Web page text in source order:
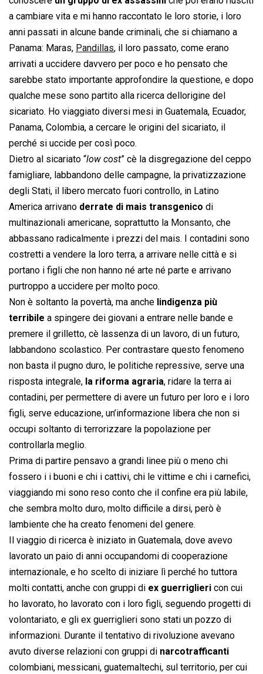
a cambiare vita e mi hanno raccontato le loro storie, i loro
anni passati in alcune bande criminali, che si chiamano a
Panama: Maras, Pandillas, il loro passato, come erano
arrivati a uccidere davvero per poco e ho pensato che
sarebbe stato importante approfondire la questione, e dopo
qualche mese sono partito alla ricerca dellorigine del
sicariato. Ho viaggiato diversi mesi in Guatemala, Ecuador,
Panama, Colombia, a cercare le origini del sicariato, il
perché si uccide per così poco.
Dietro al sicariato “low cost” cè la disgregazione del ceppo
famigliare, labbandono delle campagne, la privatizzazione
degli Stati, il libero mercato fuori controllo, in Latino
America arrivano derrate di mais transgenico di
multinazionali americane, soprattutto la Monsanto, che
abbassano radicalmente i prezzi del mais. I contadini sono
costretti a vendere la loro terra, a arrivare nelle città e si
portano i figli che non hanno né arte né parte e arrivano
purtroppo a uccidere per molto poco.
Non è soltanto la povertà, ma anche lindigenza più
terribile a spingere dei giovani a entrare nelle bande e
premere il grilletto, cè lassenza di un lavoro, di un futuro,
labbandono scolastico. Per contrastare questo fenomeno
non basta il pugno duro, le politiche repressive, serve una
risposta integrale, la riforma agraria, ridare la terra ai
contadini, per permettere di avere un futuro per loro e i loro
figli, serve educazione, un’informazione libera che non si
occupi soltanto di terrorizzare la popolazione per
controllarla meglio.
Prima di partire pensavo a grandi linee più o meno chi
fossero i i buoni e chi i cattivi, chi le vittime e chi i carnefici,
viaggiando mi sono reso conto che il confine era più labile,
che sembra molto duro, molto difficile a dirsi, però è
lambiente che ha creato fenomeni del genere.
Il viaggio di ricerca è iniziato in Guatemala, dove avevo
lavorato un paio di anni occupandomi di cooperazione
internazionale, e ho scelto di iniziare lì perché ho tuttora
molti contatti, anche con gruppi di ex guerriglieri con cui
ho lavorato, ho lavorato con i loro figli, seguendo progetti di
volontariato, e gli ex guerriglieri sono stati un pozzo di
informazioni. Durante il tentativo di rivoluzione avevano
avuto diverse relazioni con gruppi di narcotrafficanti
colombiani, messicani, guatemaltechi, sul territorio, per cui